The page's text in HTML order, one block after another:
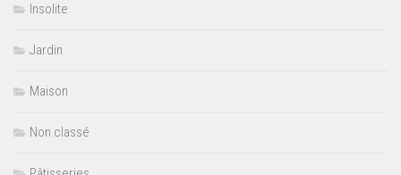
Insolite
Jardin
Maison
Non classé